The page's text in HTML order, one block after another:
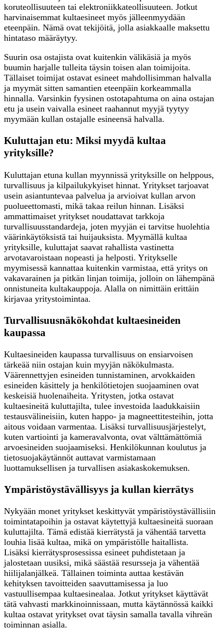
koruteollisuuteen tai elektroniikkateollisuuteen. Jotkut
harvinaisemmat kultaesineet myös jälleenmyydään
eteenpäin. Nämä ovat tekijöitä, jolla asiakkaalle maksettu
hintataso määräytyy.
Suurin osa ostajista ovat kuitenkin välikäsiä ja myös
buumin harjalle tulleita täysin toisen alan toimijoita.
Tällaiset toimijat ostavat esineet mahdollisimman halvalla
ja myymät sitten samantien eteenpäin korkeammalla
hinnalla. Varsinkin fyysinen ostotapahtuma on aina ostajan
etu ja usein vaivalla esineet raahannut myyjä tyytyy
myymään kullan ostajalle esineensä halvalla.
Kuluttajan etu: Miksi myydä kultaa
yrityksille?
Kuluttajan etuna kullan myynnissä yrityksille on helppous,
turvallisuus ja kilpailukykyiset hinnat. Yritykset tarjoavat
usein asiantuntevaa palvelua ja arvioivat kullan arvon
puolueettomasti, mikä takaa reilun hinnan. Lisäksi
ammattimaiset yritykset noudattavat tarkkoja
turvallisuusstandardeja, joten myyjän ei tarvitse huolehtia
väärinkäytöksistä tai huijauksista. Myymällä kultaa
yrityksille, kuluttajat saavat rahallista vastinetta
arvotavaroistaan nopeasti ja helposti. Yritykselle
myymisessä kannattaa kuitenkin varmistaa, että yritys on
vakavarainen ja pitkän linjan toimija, jolloin on lähempänä
onnistuneita kultakauppoja. Alalla on nimittäin erittäin
kirjavaa yritystoimintaa.
Turvallisuusnäkökohdat kultaesineiden
kaupassa
Kultaesineiden kaupassa turvallisuus on ensiarvoisen
tärkeää niin ostajan kuin myyjän näkökulmasta.
Väärennettyjen esineiden tunnistaminen, arvokkaiden
esineiden käsittely ja henkilötietojen suojaaminen ovat
keskeisiä huolenaiheita. Yritysten, jotka ostavat
kultaesineitä kuluttajilta, tulee investoida laadukkaisiin
testausvälineisiin, kuten happo- ja magneettitesteihin, jotta
aitous voidaan varmentaa. Lisäksi turvallisuusjärjestelyt,
kuten vartiointi ja kameravalvonta, ovat välttämättömiä
arvoesineiden suojaamiseksi. Henkilökunnan koulutus ja
tietosuojakäytännöt auttavat varmistamaan
luottamuksellisen ja turvallisen asiakaskokemuksen.
Ympäristöystävällisyys ja kullan kierrätys
Nykyään monet yritykset keskittyvät ympäristöystävällisiin
toimintatapoihin ja ostavat käytettyjä kultaesineitä suoraan
kuluttajilta. Tämä edistää kierrätystä ja vähentää tarvetta
louhia lisää kultaa, mikä on ympäristölle haitallista.
Lisäksi kierrätysprosessissa esineet puhdistetaan ja
jalostetaan uusiksi, mikä säästää resursseja ja vähentää
hiilijalanjälkeä. Tällainen toiminta auttaa kestävän
kehityksen tavoitteiden saavuttamisessa ja luo
vastuullisempaa kultaesinealaa. Jotkut yritykset käyttävät
tätä vahvasti markkinoinnissaan, mutta käytännössä kaikki
kultaa ostavat yritykset ovat täysin samalla tavalla vihreän
toiminnan asialla.